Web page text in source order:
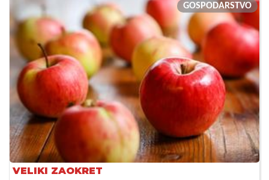
GOSPODARSTVO
VELIKI ZAOKRET